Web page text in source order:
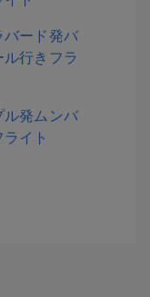
バード発バ
ル行きフラ
ル発ムンバ
イト